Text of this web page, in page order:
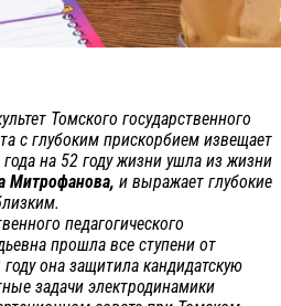
Томского государственного
с глубоким прискорбием извещает
на 52 году жизни ушла из жизни
Митрофанова, и выражает глубокие
педагогического
прошла все ступени от
она защитила кандидатскую
задачи электродинамики